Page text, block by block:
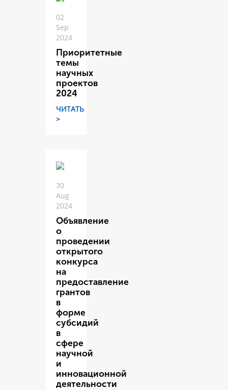
02
Sep
2024
Приоритетные
темы
научных
проектов
2024
ЧИТАТЬ
>
30
Aug
2024
Объявление
о
проведении
открытого
конкурса
на
предоставление
грантов
в
форме
субсидий
в
сфере
научной
и
инновационной
деятельности